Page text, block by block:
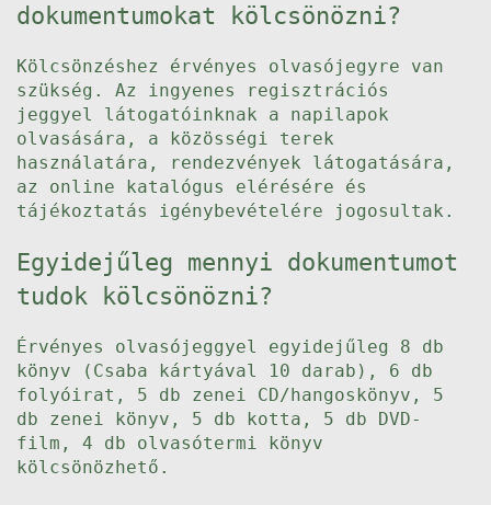
dokumentumokat kölcsönözni?
Kölcsönzéshez érvényes olvasójegyre van
szükség. Az ingyenes regisztrációs
jeggyel látogatóinknak a napilapok
olvasására, a közösségi terek
használatára, rendezvények látogatására,
az online katalógus elérésére és
tájékoztatás igénybevételére jogosultak.
Egyidejűleg mennyi dokumentumot
tudok kölcsönözni?
Érvényes olvasójeggyel egyidejűleg 8 db
könyv (Csaba kártyával 10 darab), 6 db
folyóirat, 5 db zenei CD/hangoskönyv, 5
db zenei könyv, 5 db kotta, 5 db DVD-
film, 4 db olvasótermi könyv
kölcsönözhető.